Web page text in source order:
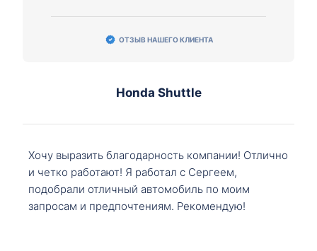
ОТЗЫВ НАШЕГО КЛИЕНТА
Honda Shuttle
Хочу выразить благодарность компании! Отлично
и четко работают! Я работал с Сергеем,
подобрали отличный автомобиль по моим
запросам и предпочтениям. Рекомендую!